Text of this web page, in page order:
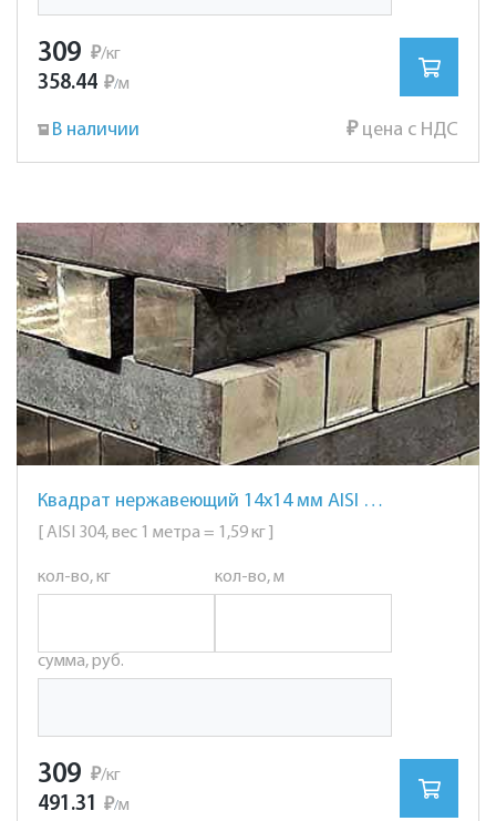
309 ₽/кг
358.44 ₽/м
В наличии ₽цена с НДС
Квадрат нержавеющий 14х14 мм AISI 304 сталь 08Х18Н10
[ AISI 304, вес 1 метра = 1,59 кг ]
кол-во, кг кол-во, м
сумма, руб.
309 ₽/кг
491.31 ₽/м